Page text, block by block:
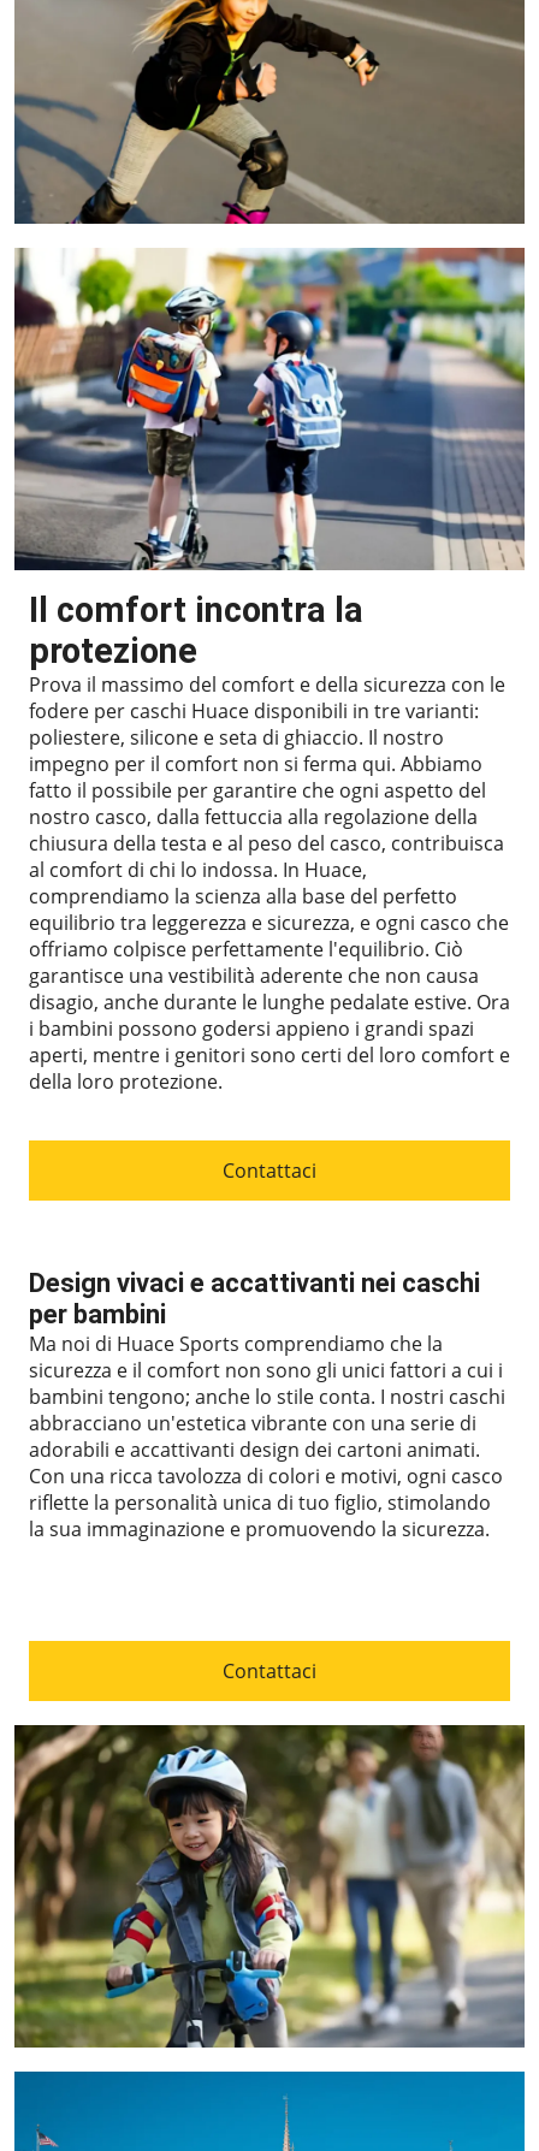
Il comfort incontra la
protezione
Prova il massimo del comfort e della sicurezza con le
fodere per caschi Huace disponibili in tre varianti:
poliestere, silicone e seta di ghiaccio. Il nostro
impegno per il comfort non si ferma qui. Abbiamo
fatto il possibile per garantire che ogni aspetto del
nostro casco, dalla fettuccia alla regolazione della
chiusura della testa e al peso del casco, contribuisca
al comfort di chi lo indossa. In Huace,
comprendiamo la scienza alla base del perfetto
equilibrio tra leggerezza e sicurezza, e ogni casco che
offriamo colpisce perfettamente l'equilibrio. Ciò
garantisce una vestibilità aderente che non causa
disagio, anche durante le lunghe pedalate estive. Ora
i bambini possono godersi appieno i grandi spazi
aperti, mentre i genitori sono certi del loro comfort e
della loro protezione.
Contattaci
Design vivaci e accattivanti nei caschi
per bambini
Ma noi di Huace Sports comprendiamo che la
sicurezza e il comfort non sono gli unici fattori a cui i
bambini tengono; anche lo stile conta. I nostri caschi
abbracciano un'estetica vibrante con una serie di
adorabili e accattivanti design dei cartoni animati.
Con una ricca tavolozza di colori e motivi, ogni casco
riflette la personalità unica di tuo figlio, stimolando
la sua immaginazione e promuovendo la sicurezza.
Contattaci